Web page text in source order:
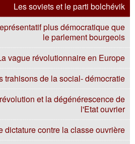
Les soviets et le parti bolchévik
plus démocratique que
le parlement bourgeois
vague révolutionnaire en Europe
trahisons de la social- démocratie
et la dégénérescence de
l'Etat ouvrier
dictature contre la classe ouvrière